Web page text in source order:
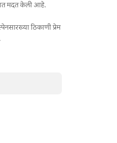
मदत केली आहे.
ठिकाणी प्रेम